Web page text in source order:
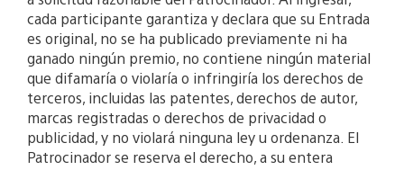
cada participante garantiza y declara que su Entrada
es original, no se ha publicado previamente ni ha
ganado ningún premio, no contiene ningún material
que difamaría o violaría o infringiría los derechos de
terceros, incluidas las patentes, derechos de autor,
marcas registradas o derechos de privacidad o
publicidad, y no violará ninguna ley u ordenanza. El
Patrocinador se reserva el derecho, a su entera